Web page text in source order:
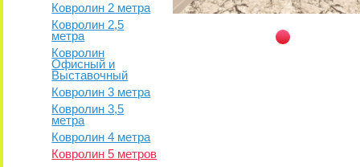
Ковролин 2 метра
Ковролин 2,5
метра
Ковролин
Офисный и
Выставочный
Ковролин 3 метра
Ковролин 3,5
метра
Ковролин 4 метра
Ковролин 5 метров